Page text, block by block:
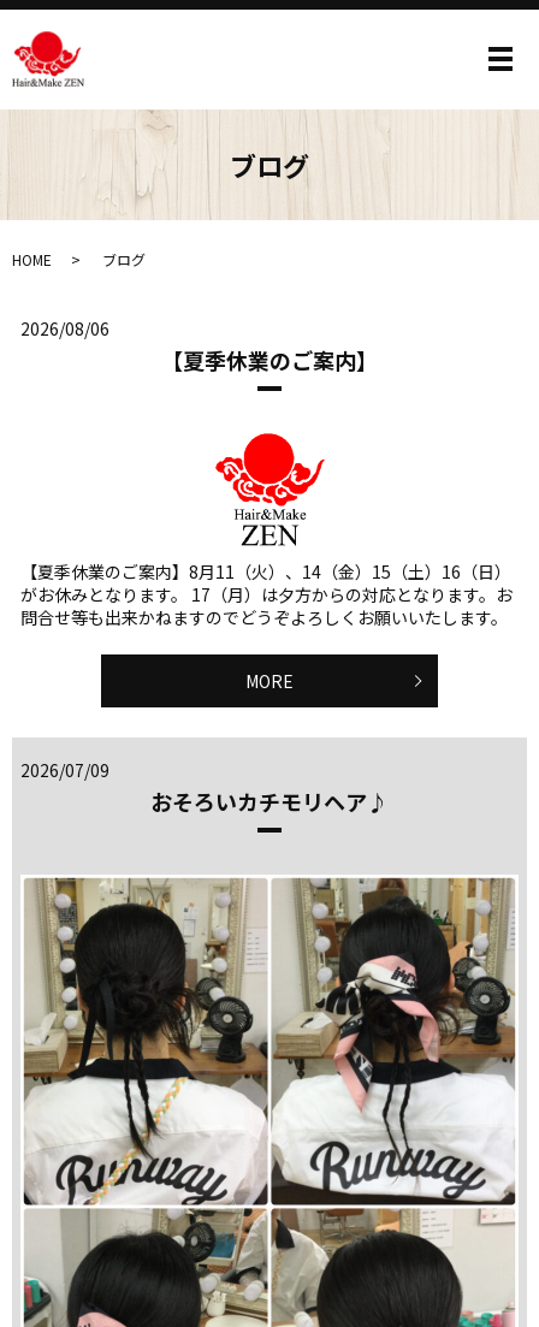
メ
ブログ
HOME ブログ
2026/08/06
【夏季休業のご案内】
【夏季休業のご案内】8月11（火）、14（金）15（土）16（日）
がお休みとなります。 17（月）は夕方からの対応となります。お
問合せ等も出来かねますのでどうぞよろしくお願いいたします。
MORE
2026/07/09
おそろいカチモリヘア♪